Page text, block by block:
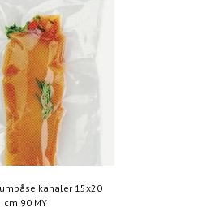
kanaler 15x20
cm 90 MY